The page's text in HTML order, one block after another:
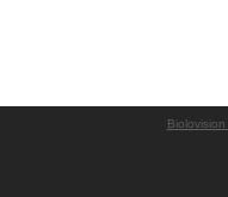
Biolovision